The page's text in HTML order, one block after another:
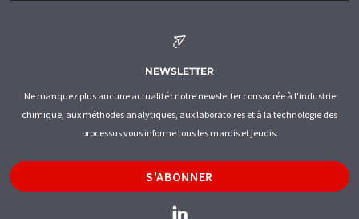
NEWSLETTER
Ne manquez plus aucune actualité : notre newsletter consacrée à l'industrie
chimique, aux méthodes analytiques, aux laboratoires et à la technologie des
processus vous informe tous les mardis et jeudis.
S'ABONNER